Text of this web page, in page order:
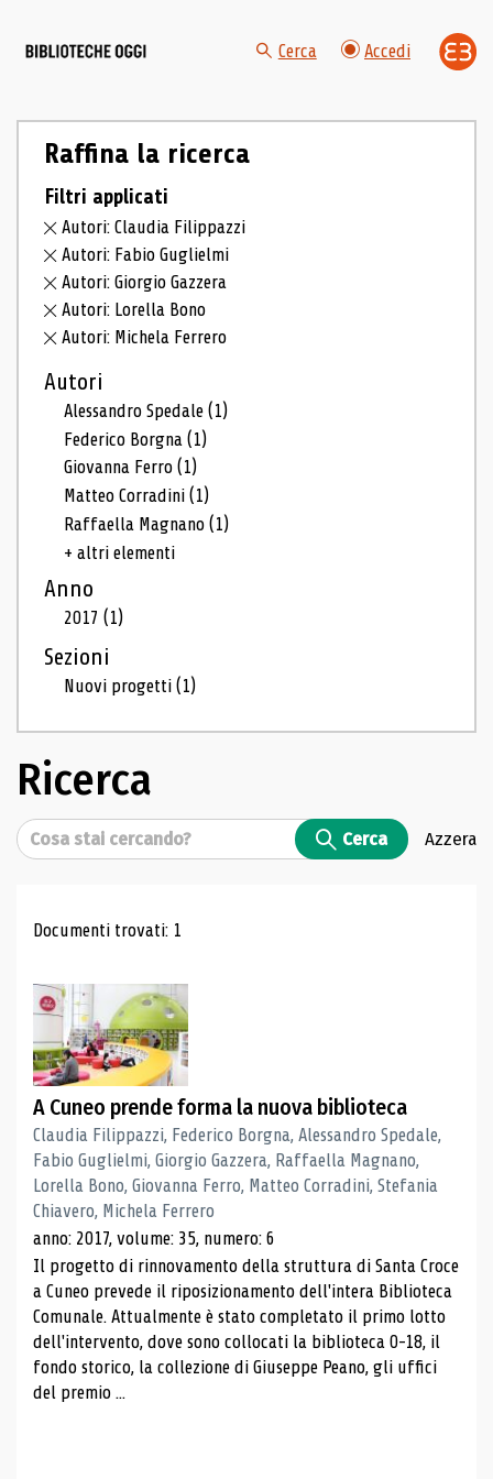
Cerca Accedi
Raffina la ricerca
Filtri applicati
Autori: Claudia Filippazzi
Autori: Fabio Guglielmi
Autori: Giorgio Gazzera
Autori: Lorella Bono
Autori: Michela Ferrero
Autori
Alessandro Spedale(1)
Federico Borgna(1)
Giovanna Ferro(1)
Matteo Corradini(1)
Raffaella Magnano(1)
+ altri elementi
Anno
2017(1)
Sezioni
Nuovi progetti(1)
Ricerca
Cerca Cerca Azzera
Risultati di ricerca
Documenti trovati: 1
A Cuneo prende forma la nuova biblioteca
Claudia Filippazzi, Federico Borgna, Alessandro Spedale,
Fabio Guglielmi, Giorgio Gazzera, Raffaella Magnano,
Lorella Bono, Giovanna Ferro, Matteo Corradini, Stefania
Chiavero, Michela Ferrero
anno: 2017, volume: 35, numero: 6
Il progetto di rinnovamento della struttura di Santa Croce
a Cuneo prevede il riposizionamento dell'intera Biblioteca
Comunale. Attualmente è stato completato il primo lotto
dell'intervento, dove sono collocati la biblioteca 0-18, il
fondo storico, la collezione di Giuseppe Peano, gli uffici
del premio ...